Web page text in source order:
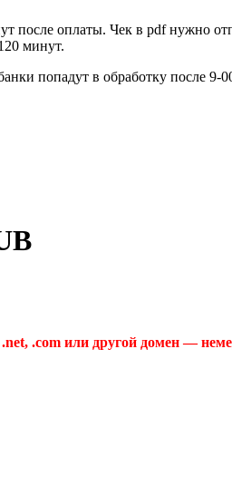
после оплаты. Чек в pdf нужно
минут.
попадут в обработку после
.com или другой домен —